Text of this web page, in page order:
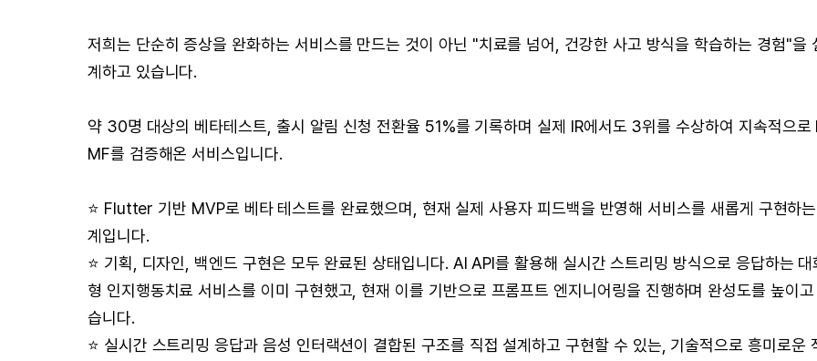
저희는 단순히 증상을 완화하는 서비스를 만드는 것이 아닌 "치료를 넘어, 건강한 사고 방식을 학습하는 경험"을
계하고 있습니다.
약 30명 대상의 베타테스트, 출시 알림 신청 전환율 51%를 기록하며 실제 IR에서도 3위를 수상하여 지속적으로
MF를 검증해온 서비스입니다.
⭐️ Flutter 기반 MVP로 베타 테스트를 완료했으며, 현재 실제 사용자 피드백을 반영해 서비스를 새롭게 구현하
계입니다.
⭐️ 기획, 디자인, 백엔드 구현은 모두 완료된 상태입니다. AI API를 활용해 실시간 스트리밍 방식으로 응답하는 대
형 인지행동치료 서비스를 이미 구현했고, 현재 이를 기반으로 프롬프트 엔지니어링을 진행하며 완성도를 높이고
습니다.
⭐️ 실시간 스트리밍 응답과 음성 인터랙션이 결합된 구조를 직접 설계하고 구현할 수 있는, 기술적으로 흥미로운